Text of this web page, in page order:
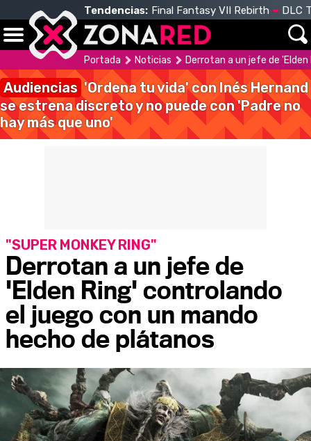
Tendencias: Final Fantasy VII Rebirth DLC
Portada Noticias Derrotan a un jefe de
Audiencias 'Ordena tu vida' con Inés Hernand
se estrena discreto y no puede con 'Padre no
hay más que uno'
Derrotan a un jefe de
'Elden Ring' controlando
el juego con un mando
hecho de plátanos
"SUPER MONKEY RING"